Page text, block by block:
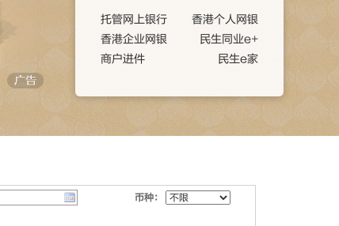
托管网上银行
香港个人网银
香港企业网银
民生同业e+
商户进件
民生e家
币种：